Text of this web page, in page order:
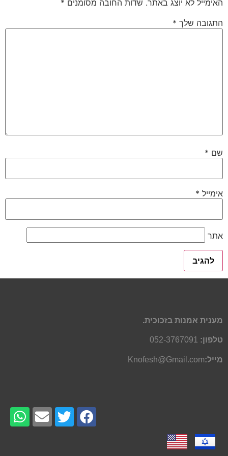
האימייל לא יוצג באתר. שדות החובה מסומנים *
התגובה שלך *
שם *
אימייל *
אתר
מענית אמנות בזכוכית.
טלפון: 052-3767091
מייל:Knofesh@Gmail.com